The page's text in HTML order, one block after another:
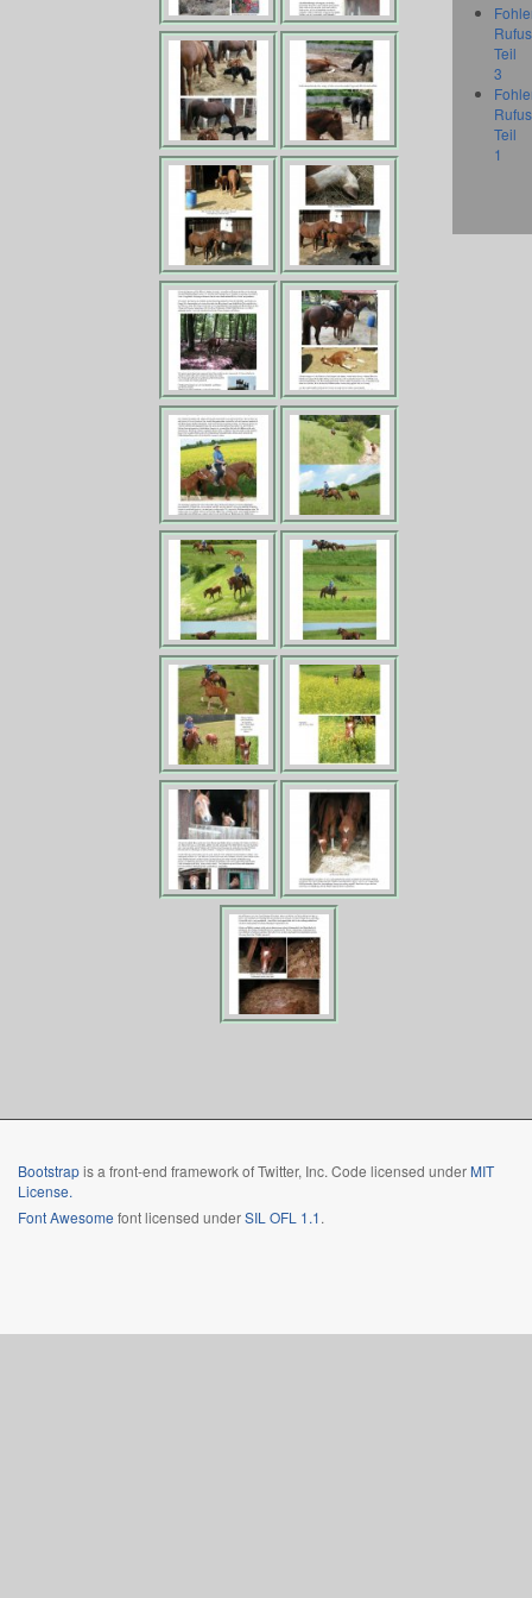
Rufus
Teil
3
Rufus
Teil
1
Bootstrapis a front-end framework of Twitter, Inc. Code licensed under MIT
License.
Font Awesome font licensed underSIL OFL 1.1.